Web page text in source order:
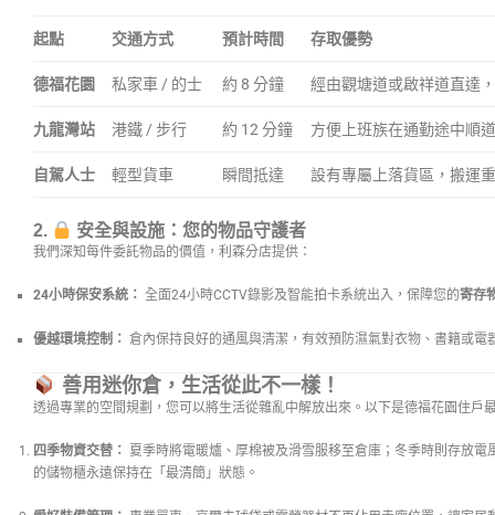
起點 交通方式 預計時間 存取優勢
德福花園 私家車 / 的士 約 8 分鐘 經由觀塘道或啟祥道直達
九龍灣站 港鐵 / 步行 約 12 分鐘 方便上班族在通勤途中順道
自駕人士 輕型貨車 瞬間抵達 設有專屬上落貨區，搬運
2. 安全與設施：您的物品守護者
我們深知每件委託物品的價值，利森分店提供：
24小時保安系統： 全面24小時CCTV錄影及智能拍卡系統出入，保障您的寄存
優越環境控制： 倉內保持良好的通風與清潔，有效預防濕氣對衣物、書籍或電
善用迷你倉，生活從此不一樣！
透過專業的空間規劃，您可以將生活從雜亂中解放出來。以下是德福花園住戶
四季物資交替： 夏季時將電暖爐、厚棉被及滑雪服移至倉庫；冬季時則存放電
的儲物櫃永遠保持在「最清簡」狀態。